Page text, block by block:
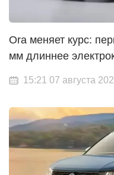
Ora меняет курс:
мм длиннее
15:21 07 августа